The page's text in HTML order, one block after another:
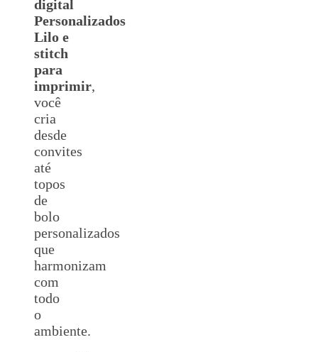
digital
Personalizados
Lilo e
stitch
para
imprimir,
você
cria
desde
convites
até
topos
de
bolo
personalizados
que
harmonizam
com
todo
o
ambiente.